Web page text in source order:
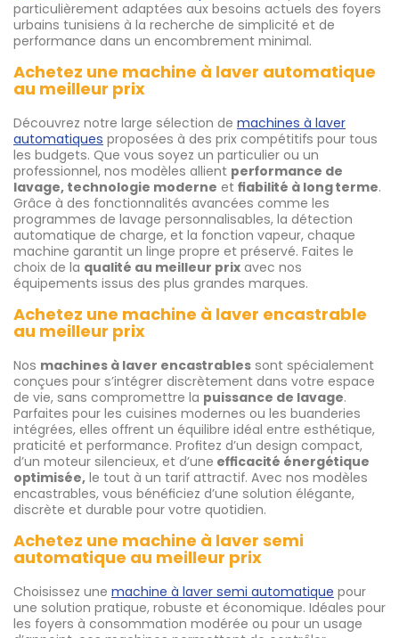
particulièrement adaptées aux besoins actuels des foyers
urbains tunisiens à la recherche de simplicité et de
performance dans un encombrement minimal.
Achetez une machine à laver automatique
au meilleur prix
Découvrez notre large sélection de machines à laver
automatiques proposées à des prix compétitifs pour tous
les budgets. Que vous soyez un particulier ou un
professionnel, nos modèles allient performance de
lavage, technologie moderne et fiabilité à long terme.
Grâce à des fonctionnalités avancées comme les
programmes de lavage personnalisables, la détection
automatique de charge, et la fonction vapeur, chaque
machine garantit un linge propre et préservé. Faites le
choix de la qualité au meilleur prix avec nos
équipements issus des plus grandes marques.
Achetez une machine à laver encastrable
au meilleur prix
Nos machines à laver encastrables sont spécialement
conçues pour s’intégrer discrètement dans votre espace
de vie, sans compromettre la puissance de lavage.
Parfaites pour les cuisines modernes ou les buanderies
intégrées, elles offrent un équilibre idéal entre esthétique,
praticité et performance. Profitez d’un design compact,
d’un moteur silencieux, et d’une efficacité énergétique
optimisée, le tout à un tarif attractif. Avec nos modèles
encastrables, vous bénéficiez d’une solution élégante,
discrète et durable pour votre quotidien.
Achetez une machine à laver semi
automatique au meilleur prix
Choisissez une machine à laver semi automatique pour
une solution pratique, robuste et économique. Idéales pour
les foyers à consommation modérée ou pour un usage